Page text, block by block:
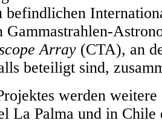
befindlichen
Gammastrahlen-
Array (CTA), an
beteiligt sind,
werden
La Palma und in Chile